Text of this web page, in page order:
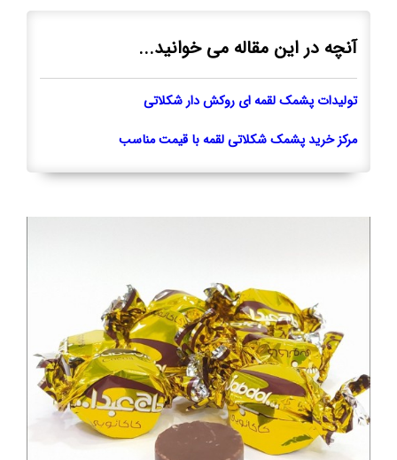
آنچه در این مقاله می خوانید...
تولیدات پشمک لقمه ای روکش دار شکلاتی
مرکز خرید پشمک شکلاتی لقمه با قیمت مناسب